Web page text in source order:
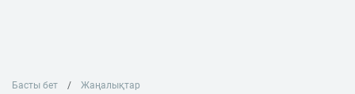
Басты бет Жаңалықтар